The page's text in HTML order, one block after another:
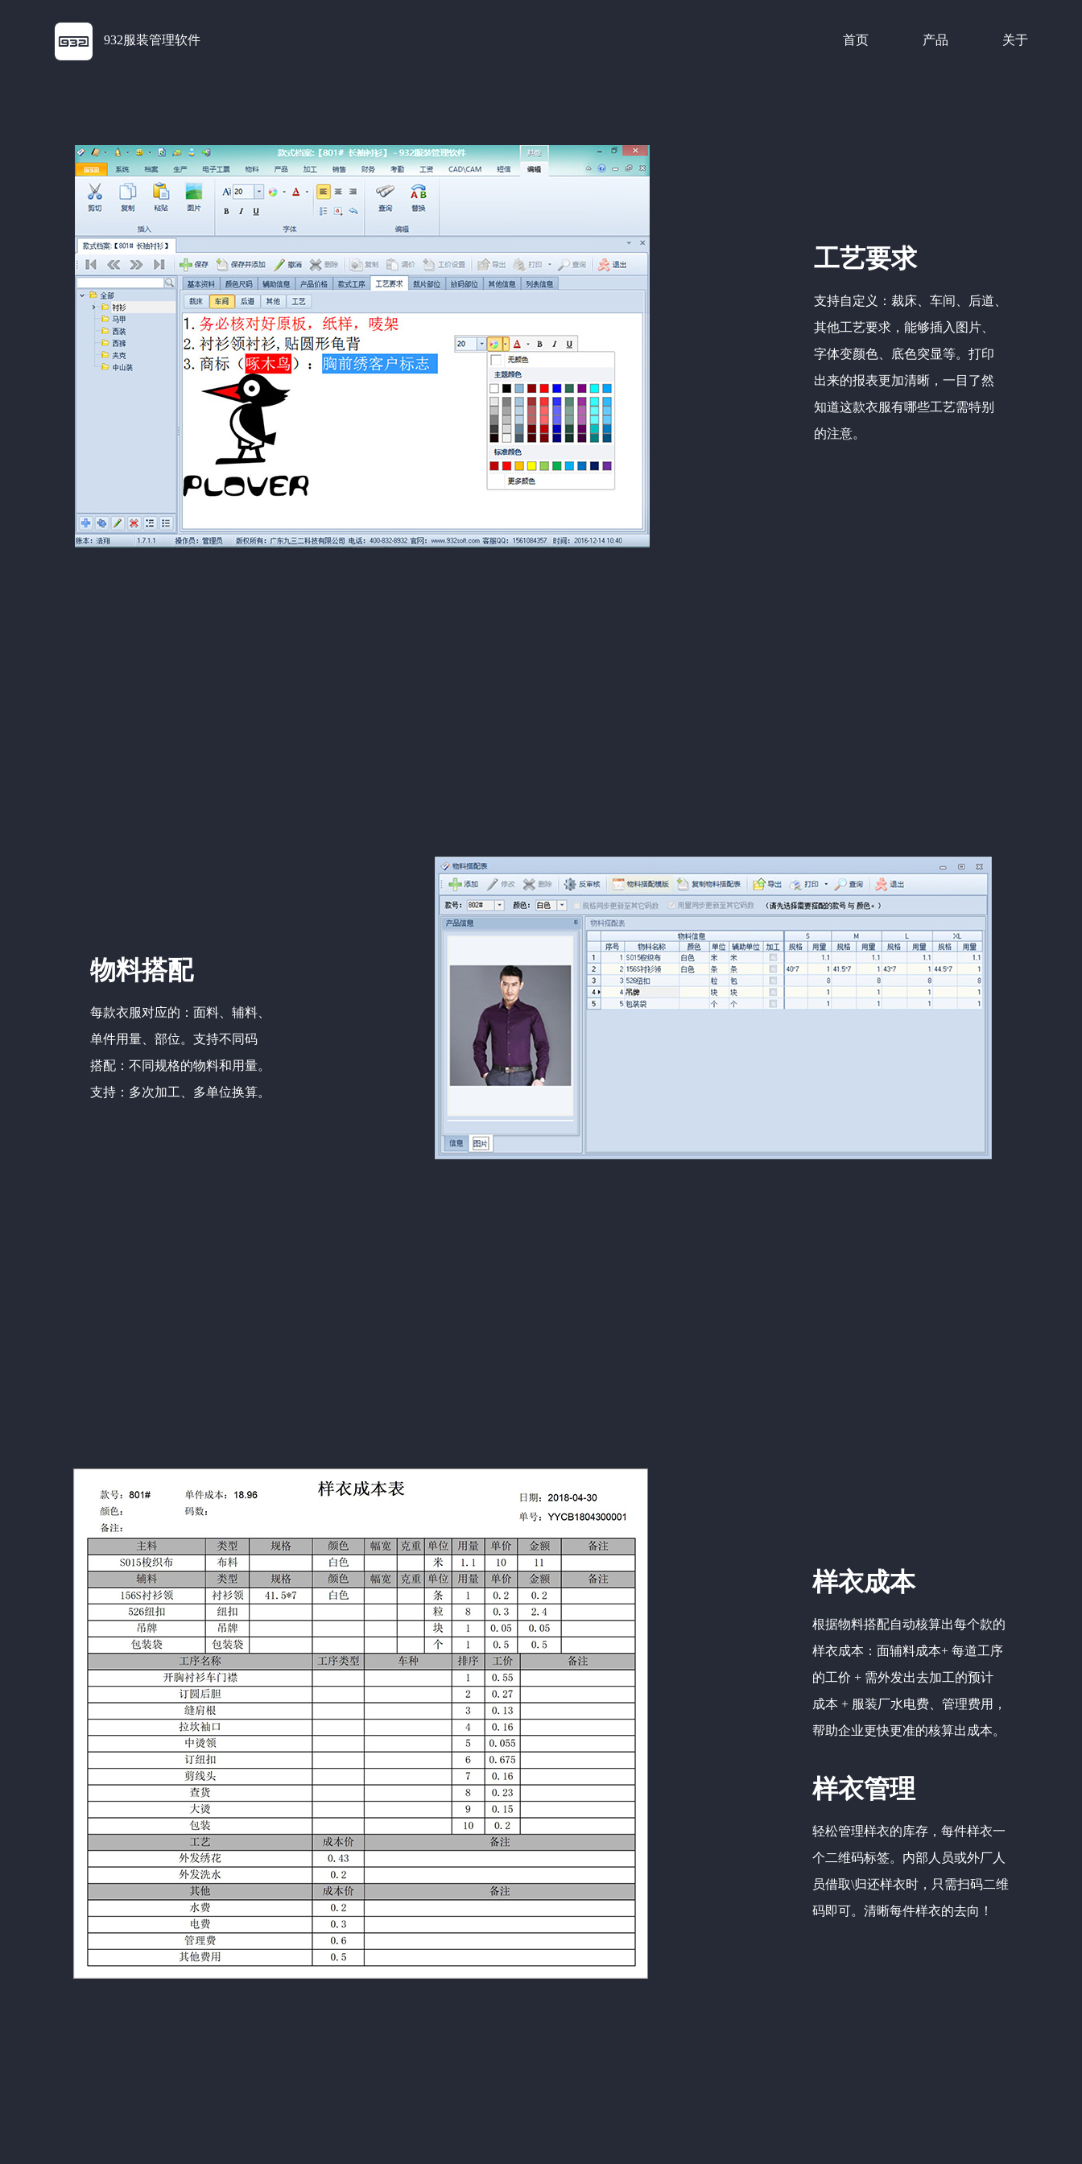
932服装管理软件 首页 产品 关于
工艺要求
支持自定义：裁床、车间、后道、
其他工艺要求，能够插入图片、
字体变颜色、底色突显等。打印
出来的报表更加清晰，一目了然
知道这款衣服有哪些工艺需特别
的注意。
物料搭配
每款衣服对应的：面料、辅料、
单件用量、部位。支持不同码
搭配：不同规格的物料和用量。
支持：多次加工、多单位换算。
样衣成本
根据物料搭配自动核算出每个款的
样衣成本：面辅料成本+ 每道工序
的工价 + 需外发出去加工的预计
成本 + 服装厂水电费、管理费用，
帮助企业更快更准的核算出成本。
样衣管理
轻松管理样衣的库存，每件样衣一
个二维码标签。内部人员或外厂人
员借取\归还样衣时，只需扫码二维
码即可。清晰每件样衣的去向！